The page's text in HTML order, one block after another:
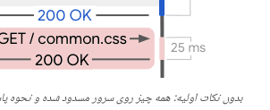
بدون نکات اولیه: همه چیز روی سرور مسدود شده و نحوه